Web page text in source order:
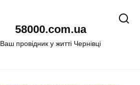
58000.com.ua
Ваш провідник у житті Чернівці